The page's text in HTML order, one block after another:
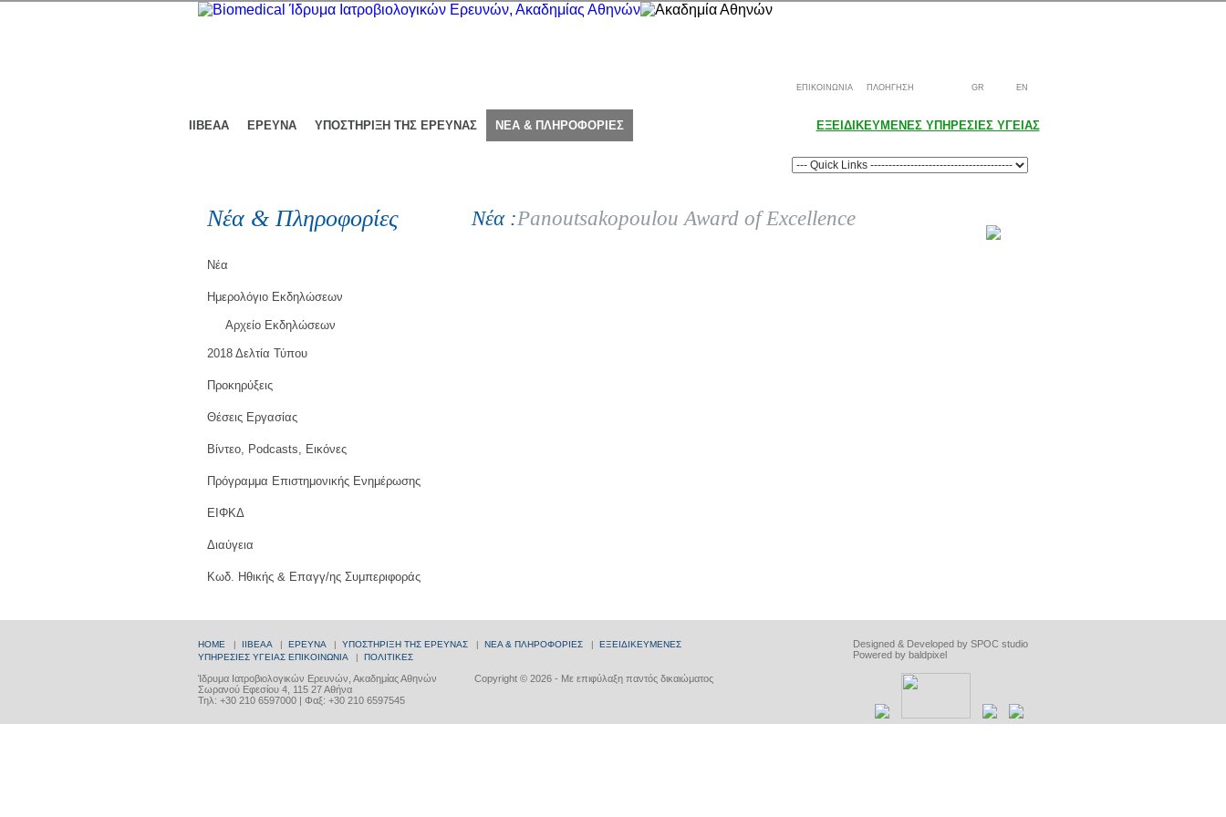
ΕΠΙΚΟΙΝΩΝΙΑ ΠΛΟΗΓΗΣΗ GR EN
ΙΙΒΕΑΑ ΕΡΕΥΝΑ ΥΠΟΣΤΗΡΙΞΗ ΤΗΣ ΕΡΕΥΝΑΣ ΝΕΑ & ΠΛΗΡΟΦΟΡΙΕΣ ΕΞΕΙΔΙΚΕΥΜΕΝΕΣ ΥΠΗΡΕΣΙΕΣ ΥΓΕΙΑΣ
Νέα & Πληροφορίες
Νέα
Ημερολόγιο Εκδηλώσεων
Αρχείο Εκδηλώσεων
2018 Δελτία Τύπου
Προκηρύξεις
Θέσεις Εργασίας
Βίντεο, Podcasts, Εικόνες
Πρόγραμμα Επιστημονικής Ενημέρωσης
ΕΙΦΚΔ
Διαύγεια
Κωδ. Ηθικής & Επαγγ/ης Συμπεριφοράς
Νέα :Panoutsakopoulou Award of Excellence
Designed & Developed by SPOC studio
Powered by baldpixel
HOME | ΙΙΒΕΑΑ | ΕΡΕΥΝΑ | ΥΠΟΣΤΗΡΙΞΗ ΤΗΣ ΕΡΕΥΝΑΣ | ΝΕΑ & ΠΛΗΡΟΦΟΡΙΕΣ | ΕΞΕΙΔΙΚΕΥΜΕΝΕΣ
ΥΠΗΡΕΣΙΕΣ ΥΓΕΙΑΣ ΕΠΙΚΟΙΝΩΝΙΑ | ΠΟΛΙΤΙΚΕΣ
Copyright © 2026 - Με επιφύλαξη παντός δικαιώματος
Ίδρυμα Ιατροβιολογικών Ερευνών, Ακαδημίας Αθηνών
Σωρανού Εφεσίου 4, 115 27 Αθήνα
Τηλ: +30 210 6597000 | Φαξ: +30 210 6597545